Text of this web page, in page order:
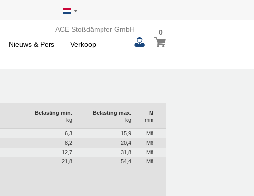
ACE Stoßdämpfer GmbH
Nieuws & Pers Verkoop
Winkelwagen
00
items
Belasting min.
kg
Belasting max.
kg
M
mm
6,3 15,9
M8
8,2 20,4
M8
12,7 31,8
M8
21,8 54,4 M8